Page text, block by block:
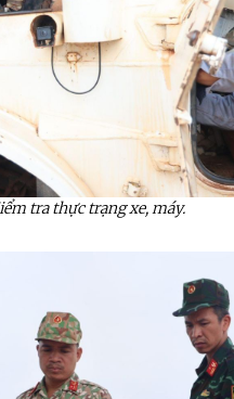
tra thực trạng xe, máy.
Thủ đô và các tổ chức
xã hội thành phố Hà Nội
viên chiến sĩ mới